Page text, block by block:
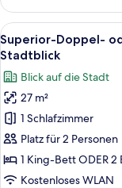
Dreibettzimmer,
Balkon
Alle
Fotos
für
Superior-
Doppel-
oder
-
Zweibettzimmer,
Balkon,
14
Superior-Doppel-
Stadtblick
Blick auf die Stadt
27 m²
1 Schlafzimmer
Platz für 2 Personen
1 King-Bett ODER
Kostenloses WLAN